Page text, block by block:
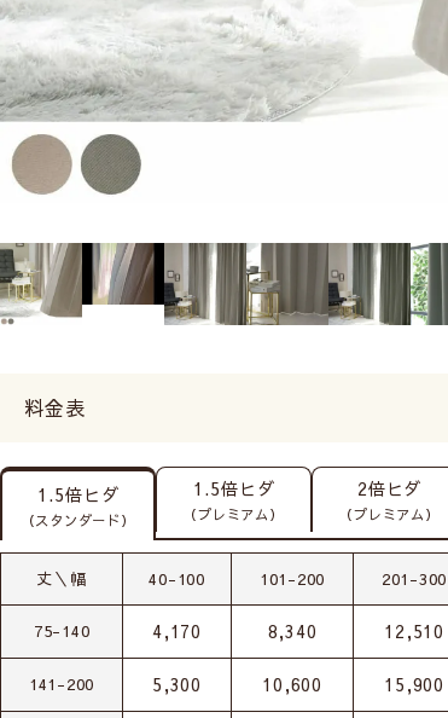
料金表
1.5倍ヒダ
（スタンダード）
1.5倍ヒダ
（プレミアム）
2倍ヒダ
（プレミアム）
丈＼幅 40-100 101-200 201-300
75-140 4,170 8,340 12,510
141-200 5,300 10,600 15,900